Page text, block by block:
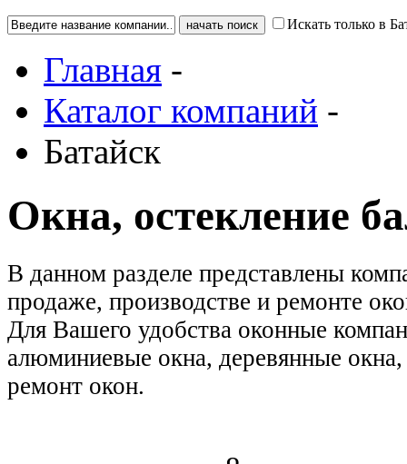
Искать только в
Главная -
Каталог компаний -
Батайск
Окна, остекление
В данном разделе представлены
продаже, производстве и ремонте
Для Вашего удобства оконные
алюминиевые окна, деревянные
ремонт окон.